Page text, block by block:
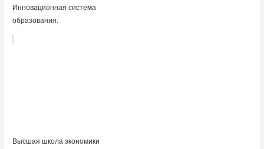
Инновационная система
образования.
Высшая школа экономики